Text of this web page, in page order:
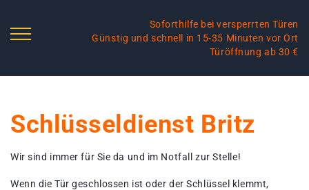
Soforthilfe bei versperrten Türen
Günstig und schnell in 15-35 Minuten vor Ort
Türöffnung ab 30 €
Schlüsseldienst Britz
Wir sind immer für Sie da und im Notfall zur Stelle!
Wenn die Tür geschlossen ist oder der Schlüssel klemmt,